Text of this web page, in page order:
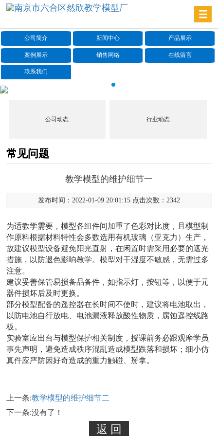
公司简介 新闻中心 产品展示
案例展示 销售网络 在线留言
联系我们
公司动态 行业动态
常见问题
教学模型的维护细节一
发布时间：2022-01-09 20:01:15 点击次数：2342
为适教学需要，模型各组件间加重了色彩对比度，且模型制
作原料根据材料特性会多数选用有机玻璃（亚克力）生产，
故建议模型设备避免阳光直射，在闲置时需采用必要的遮光
措施，以防退色影响教学。模型对干湿度不敏感，无需过多
注意。
建议妥善保管易损备品备件，如指示灯，按钮等，以便于元
器件损坏后及时更换。
部分模型配备的遥控器在长时间不使时，建议将电池取出，
以防电池自行放电、电池漏液释放酸性物质，腐蚀遥控线路
板。
实验室应出台与模型保护相关制度，授课前务必跟观摩学员
事先声明，避免造成秩序混乱造成模型跌落和损坏；细小仿
真件应严防因好奇造成的重力触碰、掰拿。
上一条:教学模型的维护细节二
下一条:没有了！